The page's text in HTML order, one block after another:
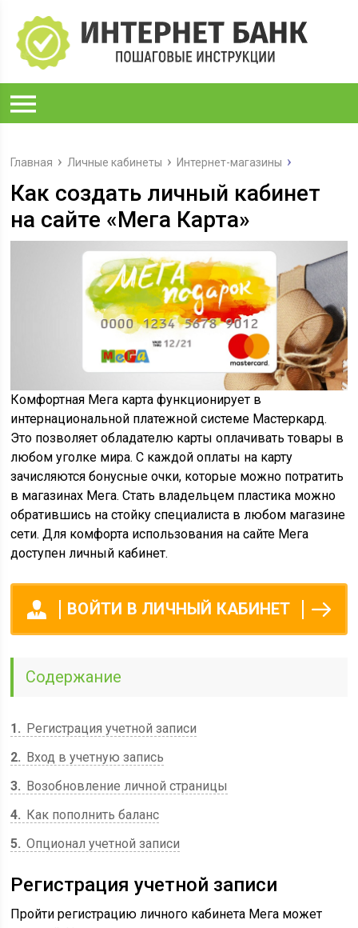
Главная Личные кабинеты Интернет-магазины
Как создать личный кабинет
на сайте «Мега Карта»
Комфортная Мега карта функционирует в
интернациональной платежной системе Мастеркард.
Это позволяет обладателю карты оплачивать товары в
любом уголке мира. С каждой оплаты на карту
зачисляются бонусные очки, которые можно потратить
в магазинах Мега. Стать владельцем пластика можно
обратившись на стойку специалиста в любом магазине
сети. Для комфорта использования на сайте Мега
доступен личный кабинет.
ВОЙТИ В ЛИЧНЫЙ КАБИНЕТ
Содержание
1
Регистрация учетной записи
2
Вход в учетную запись
3
Возобновление личной страницы
4
Как пополнить баланс
5 Опционал учетной записи
Регистрация учетной записи
Пройти регистрацию личного кабинета Мега может